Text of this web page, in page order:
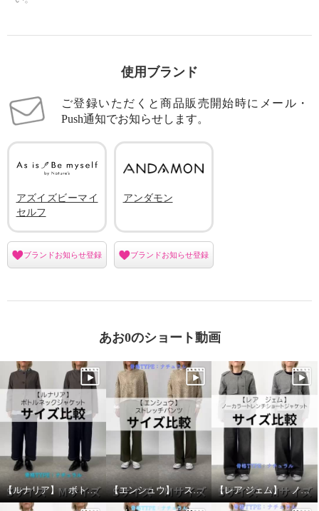
使用ブランド
ご登録いただくと商品販売開始時にメール・
Push通知でお知らせします。
アズイズビーマイ
セルフ
ブランドお知らせ登録
アンダモン
ブランドお知らせ登録
あお0のショート動画
【ルナリア】 ボトルネックジャケット サイズ比較 【エンシュウ】 ストレッチパンツ サイズ比較 【レア ジェム】 ノーカラートレンチショートジャケット サイズ比較